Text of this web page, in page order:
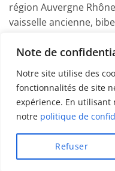
Note de
Notre site utilise des
fonctionnalités de site
expérience. En utilisant
notre politique de
Refuser
région Auvergne
vaisselle ancienne,
Marine
Copyright